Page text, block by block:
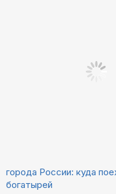
города России: куда
богатырей